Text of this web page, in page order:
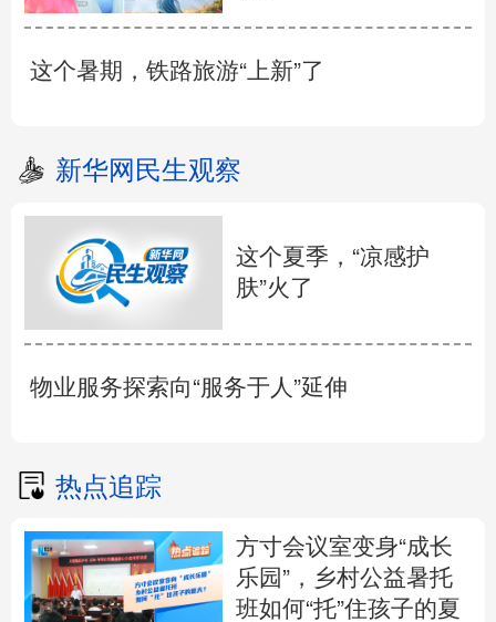
这个暑期，铁路旅游“上新”了
新华网民生观察
这个夏季，“凉感护
肤”火了
物业服务探索向“服务于人”延伸
热点追踪
方寸会议室变身“成长
乐园”，乡村公益暑托
班如何“托”住孩子的夏